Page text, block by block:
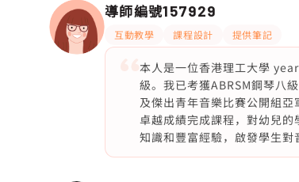
導師編號157929
互動教學 課程設計 提供筆記
本人是一位香港理工大學
級。我已考獲ABRSM鋼琴八
及傑出青年音樂比賽公開組
卓越成績完成課程，對幼兒
知識和豐富經驗，啟發學生對